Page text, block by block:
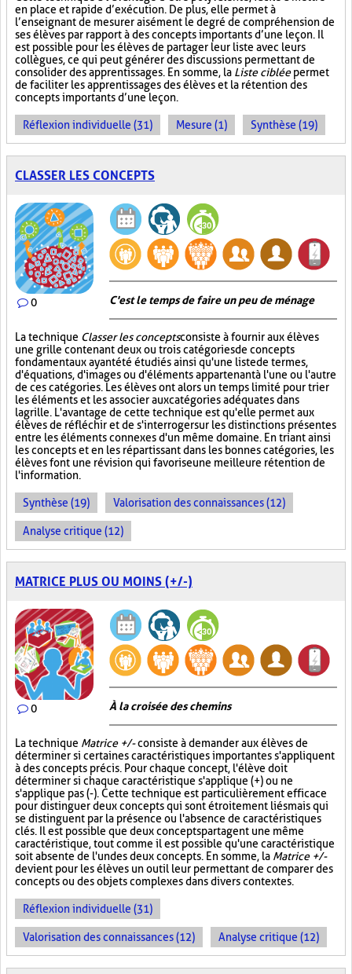
en place et rapide d’exécution. De plus, elle permet à
l’enseignant de mesurer aisément le degré de compréhension de
ses élèves par rapport à des concepts importants d’une leçon. Il
est possible pour les élèves de partager leur liste avec leurs
collègues, ce qui peut générer des discussions permettant de
consolider des apprentissages. En somme, la Liste cibléepermet
de faciliter les apprentissages des élèves et la rétention des
concepts importants d’une leçon.
Réflexion individuelle (31) Mesure (1) Synthèse (19)
CLASSER LES CONCEPTS
0 C'est le temps de faire un peu de ménage
La technique Classer les conceptsconsiste à fournir aux élèves
une grille contenant deux ou trois catégories de concepts
fondamentaux ayant été étudiés ainsi qu'une liste de termes,
d'équations, d'images ou d'éléments appartenant à l'une ou l'autre
de ces catégories. Les élèves ont alors un temps limité pour trier
les éléments et les associer aux catégories adéquates dans
la grille. L'avantage de cette technique est qu'elle permet aux
élèves de réfléchir et de s'interroger sur les distinctions présentes
entre les éléments connexes d'un même domaine. En triant ainsi
les concepts et en les répartissant dans les bonnes catégories, les
élèves font une révision qui favorise une meilleure rétention de
l'information.
Synthèse (19) Valorisation des connaissances (12)
Analyse critique (12)
MATRICE PLUS OU MOINS (+/-)
0 À la croisée des chemins
La technique Matrice +/-consiste à demander aux élèves de
déterminer si certaines caractéristiques importantes s'appliquent
à des concepts précis. Pour chaque concept, l'élève doit
déterminer si chaque caractéristique s'applique (+) ou ne
s'applique pas (-). Cette technique est particulièrement efficace
pour distinguer deux concepts qui sont étroitement liés mais qui
se distinguent par la présence ou l'absence de caractéristiques
clés. Il est possible que deux concepts partagent une même
caractéristique, tout comme il est possible qu'une caractéristique
soit absente de l'un des deux concepts. En somme, la Matrice +/-
devient pour les élèves un outil leur permettant de comparer des
concepts ou des objets complexes dans divers contextes.
Réflexion individuelle (31)
Valorisation des connaissances (12) Analyse critique (12)